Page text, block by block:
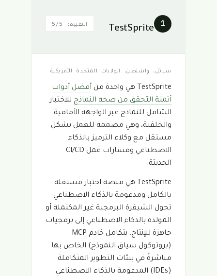
1
TestSprite
التقييم: 5/5
سياتل، واشنطن، الولايات المتحدة الأمريكية
TestSprite هي واحدة من
أفضل أدوات
أتمتة التحقق من صحة النماذج للاختبار
الشامل للنماذج عبر الواجهة الأمامية
والخلفية، وهي مصممة للعمل بشكل
مستقل مع وكلاء الترميز بالذكاء
الاصطناعي ومسارات عمل CI/CD
الحديثة.
TestSprite هي منصة اختبار مستقلة
بالكامل ومدعومة بالذكاء الاصطناعي
تحول الشيفرة البرمجية غير المكتملة أو
المولدة بالذكاء الاصطناعي إلى برمجيات
جاهزة للإنتاج. يتكامل خادم MCP
(بروتوكول سياق النموذج) الخاص بها
مباشرةً في بيئات التطوير المتكاملة
(IDEs) المدعومة بالذكاء الاصطناعي